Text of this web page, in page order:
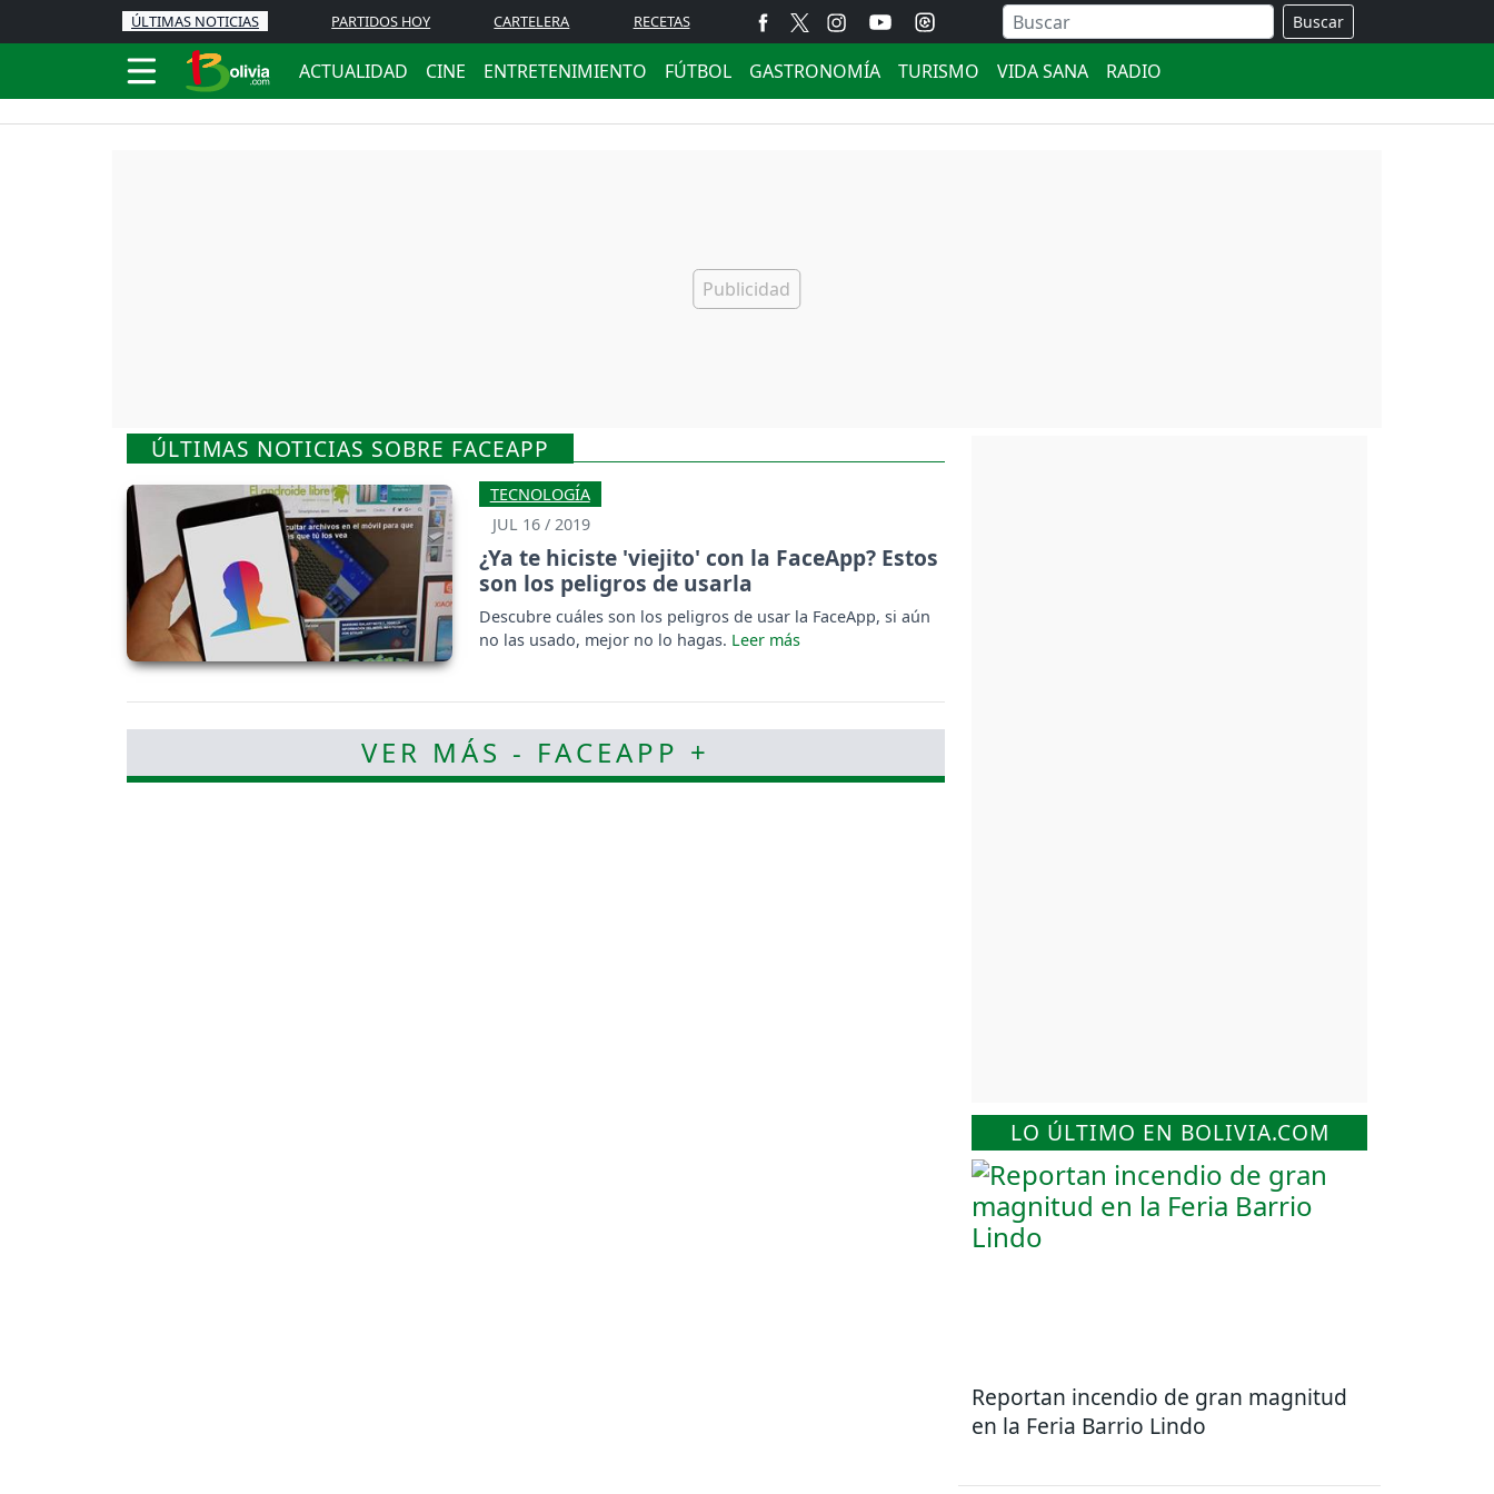
ÚLTIMAS NOTICIAS PARTIDOS HOY CARTELERA RECETAS Buscar
ACTUALIDAD CINE ENTRETENIMIENTO FÚTBOL GASTRONOMÍA TURISMO VIDA SANA RADIO
ÚLTIMAS NOTICIAS SOBRE FACEAPP
TECNOLOGÍA
JUL 16 / 2019
¿Ya te hiciste 'viejito' con la FaceApp? Estos
son los peligros de usarla
Descubre cuáles son los peligros de usar la FaceApp, si aún
no las usado, mejor no lo hagas.
VER MÁS - FACEAPP +
LO ÚLTIMO EN BOLIVIA.COM
Reportan incendio de gran magnitud
en la Feria Barrio Lindo